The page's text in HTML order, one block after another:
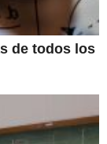
de todos los